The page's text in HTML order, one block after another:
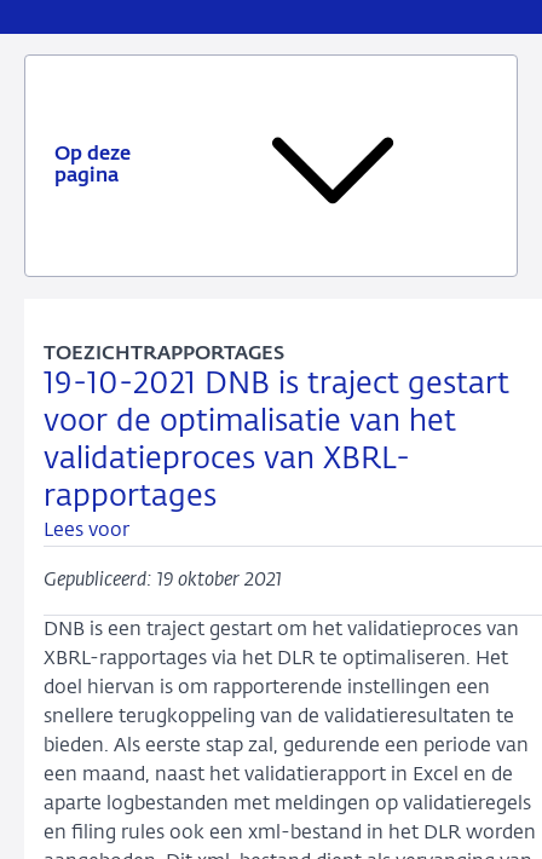
Op deze
pagina
19-10-2021 DNB is traject gestart
voor de optimalisatie van het
validatieproces van XBRL-
rapportages
TOEZICHTRAPPORTAGES
Lees voor
Gepubliceerd: 19 oktober 2021
DNB is een traject gestart om het validatieproces van
XBRL-rapportages via het DLR te optimaliseren. Het
doel hiervan is om rapporterende instellingen een
snellere terugkoppeling van de validatieresultaten te
bieden. Als eerste stap zal, gedurende een periode van
een maand, naast het validatierapport in Excel en de
aparte logbestanden met meldingen op validatieregels
en filing rules ook een xml-bestand in het DLR worden